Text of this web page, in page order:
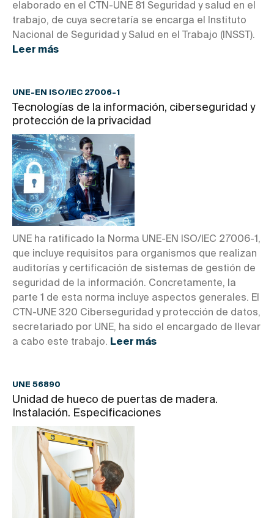
elaborado en el CTN-UNE 81 Seguridad y salud en el
trabajo, de cuya secretaría se encarga el Instituto
Nacional de Seguridad y Salud en el Trabajo (INSST).
Leer más
UNE-EN ISO/IEC 27006-1
Tecnologías de la información, ciberseguridad y
protección de la privacidad
UNE ha ratificado la Norma UNE-EN ISO/IEC 27006-1,
que incluye requisitos para organismos que realizan
auditorías y certificación de sistemas de gestión de
seguridad de la información. Concretamente, la
parte 1 de esta norma incluye aspectos generales. El
CTN-UNE 320 Ciberseguridad y protección de datos,
secretariado por UNE, ha sido el encargado de llevar
a cabo este trabajo. Leer más
UNE 56890
Unidad de hueco de puertas de madera.
Instalación. Especificaciones